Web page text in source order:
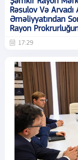
Rəsulov Və
Əməliyyatından
Rayon
17:29